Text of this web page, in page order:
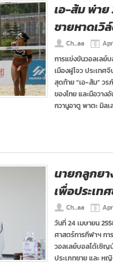
เอ-ส้ม พ่า
ชายหาดเวิ
Ch...aa
การแข่งขันวอลเลย์บ
เมืองฝูโจว ประเทศ
สุดท้าย “เอ-ส้ม” วร
ของไทย และมือวา
กวานูอาตู พาตะ มิล
นายกลูกย
เพื่อประเท
Ch...aa
วันที่ 24 เมษายน
ศาสตร์การกีฬาฯ กา
วอลเลย์บอลได้เชิญ
ประเภทชาย และ หญิ